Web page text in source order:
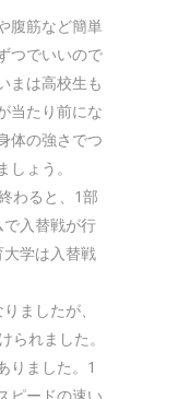
腹筋など簡単
つでいいので
まは高校生も
当たり前にな
体の強さでつ
ょう。
わると、1部
入替戦が行
学は入替戦
ましたが、
られました。
りました。1
ピードの速い